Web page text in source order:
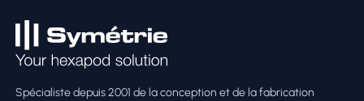
Spécialiste depuis 2001 de la conception et de la fabrication